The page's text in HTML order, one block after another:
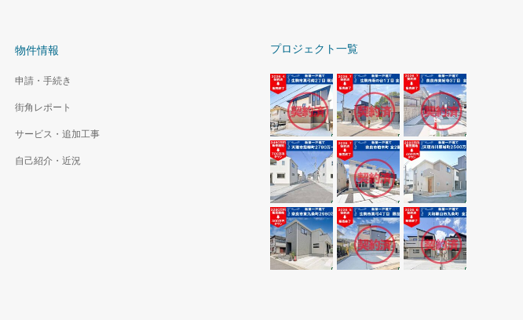
物件情報
申請・手続き
街角レポート
サービス・追加工事
自己紹介・近況
プロジェクト一覧